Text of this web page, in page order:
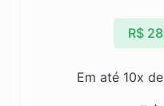
Em até 10x de
R$